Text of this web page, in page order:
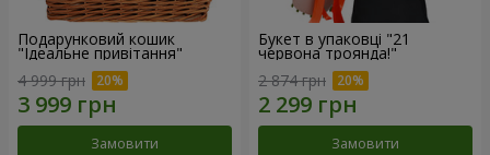
Подарунковий кошик
"Ідеальне привітання"
4 999 грн
Замовити
Букет в упаковці "21
червона троянда!"
2 874 грн
Замовити